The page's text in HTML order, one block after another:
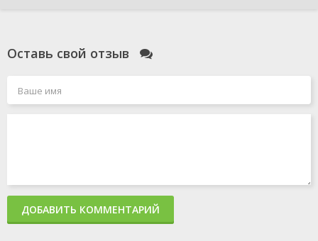
Оставь свой отзыв
ДОБАВИТЬ КОММЕНТАРИЙ